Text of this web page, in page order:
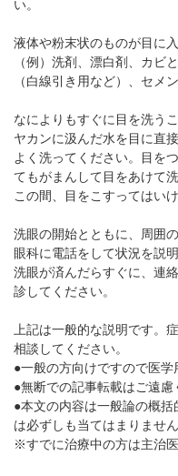
い。
液体や粉末状のものが目に
（例）洗剤、漂白剤、カビ
（白線引き用など）、セメ
なによりもすぐに目を洗う
ヤカンに汲んだ水を目に直
よく洗ってください。目を
てもがまんして目をあけて
この間、目をこすってはいけ
洗眼の開始とともに、周囲
眼科に電話をして状況を説
洗眼が済んだらすぐに、連
診してください。
上記は一般的な説明です。
相談してください。
●一般の方向けですので医学
●無断での記事転載はご遠慮
●本文の内容は一般論の概
は必ずしも当てはまりません
※すでに治療中の方は主治